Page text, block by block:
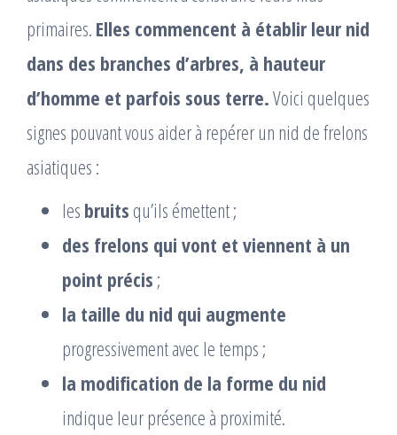
primaires. Elles commencent à établir leur nid
dans des branches d’arbres, à hauteur
d’homme et parfois sous terre.Voici quelques
signes pouvant vous aider à repérer un nid de frelons
asiatiques :
les bruits qu’ils émettent ;
des frelons qui vont et viennent à un
point précis ;
la taille du nid qui augmente
progressivement avec le temps ;
la modification de la forme du nid
indique leur présence à proximité.